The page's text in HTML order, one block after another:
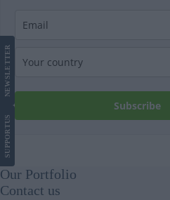
Subscribe
SUPPORT
US
NEWS
LETTER
Our Portfolio
Contact us